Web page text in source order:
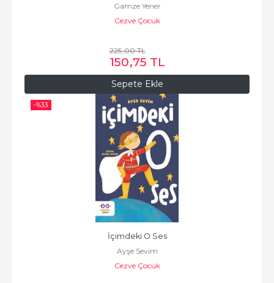
Sepete Ekle
Gamze Yener
Cezve Çocuk
225,00TL
150,75 TL
-%33
İçimdeki O Ses
Ayşe Sevim
Cezve Çocuk